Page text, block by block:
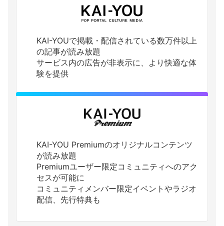
KAI-YOUで掲載・配信されている数万件以上
の記事が読み放題
サービス内の広告が非表示に、より快適な体
験を提供
KAI-YOU Premiumのオリジナルコンテンツ
が読み放題
Premiumユーザー限定コミュニティへのアク
セスが可能に
コミュニティメンバー限定イベントやラジオ
配信、先行特典も